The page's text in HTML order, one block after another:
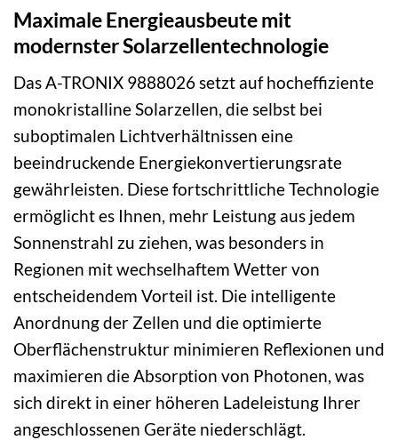
Maximale Energieausbeute mit
modernster Solarzellentechnologie
Das A-TRONIX 9888026 setzt auf hocheffiziente
monokristalline Solarzellen, die selbst bei
suboptimalen Lichtverhältnissen eine
beeindruckende Energiekonvertierungsrate
gewährleisten. Diese fortschrittliche Technologie
ermöglicht es Ihnen, mehr Leistung aus jedem
Sonnenstrahl zu ziehen, was besonders in
Regionen mit wechselhaftem Wetter von
entscheidendem Vorteil ist. Die intelligente
Anordnung der Zellen und die optimierte
Oberflächenstruktur minimieren Reflexionen und
maximieren die Absorption von Photonen, was
sich direkt in einer höheren Ladeleistung Ihrer
angeschlossenen Geräte niederschlägt.